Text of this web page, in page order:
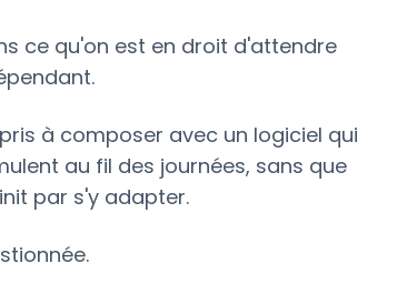
ce qu'on est en droit d'attendre
à composer avec un logiciel qui
au fil des journées, sans que
par s'y adapter.